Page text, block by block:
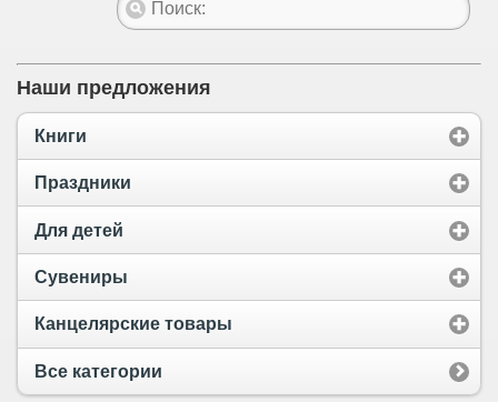
Наши предложения
Книги
Праздники
Для детей
Сувениры
Канцелярские товары
Все категории